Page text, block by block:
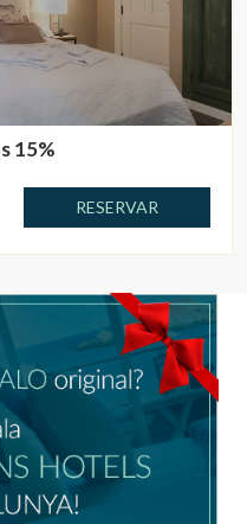
15%
RESERVAR